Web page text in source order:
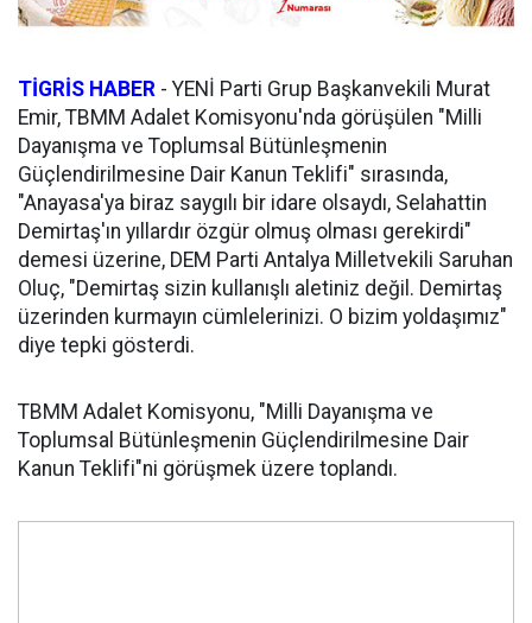
TİGRİS HABER - YENİ Parti Grup Başkanvekili Murat
Emir, TBMM Adalet Komisyonu'nda görüşülen "Milli
Dayanışma ve Toplumsal Bütünleşmenin
Güçlendirilmesine Dair Kanun Teklifi" sırasında,
"Anayasa'ya biraz saygılı bir idare olsaydı, Selahattin
Demirtaş'ın yıllardır özgür olmuş olması gerekirdi"
demesi üzerine, DEM Parti Antalya Milletvekili Saruhan
Oluç, "Demirtaş sizin kullanışlı aletiniz değil. Demirtaş
üzerinden kurmayın cümlelerinizi. O bizim yoldaşımız"
diye tepki gösterdi.
TBMM Adalet Komisyonu, "Milli Dayanışma ve
Toplumsal Bütünleşmenin Güçlendirilmesine Dair
Kanun Teklifi"ni görüşmek üzere toplandı.